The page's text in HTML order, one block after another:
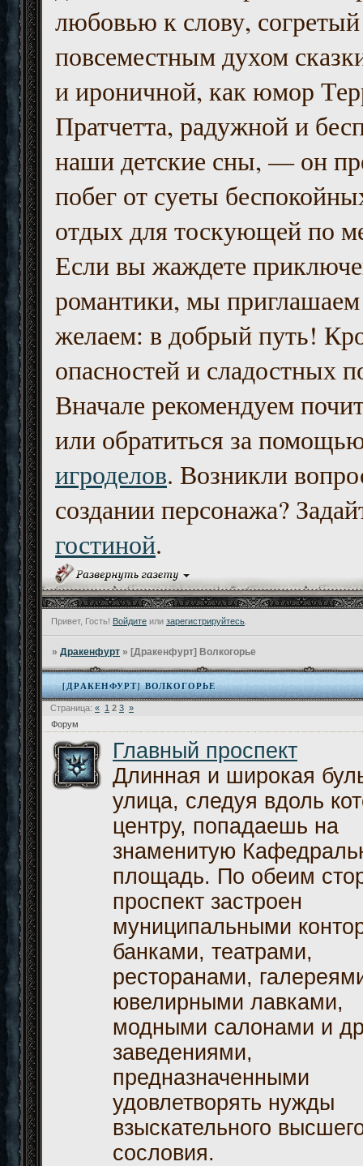
любовью к слову, согретый
повсеместным духом
и ироничной, как юмор
Пратчетта, радужной и
наши детские сны, — он
побег от суеты
отдых для тоскующей по
Если вы жаждете
романтики, мы приглашаем
желаем: в добрый путь!
опасностей и сладостных
Вначале рекомендуем
или обратиться за
игроделов. Возникли
создании персонажа?
гостиной.
Привет, Гость! Войдите или зарегистрируйтесь
»Дракенфурт » [Дракенфурт] Волкогорье
[ДРАКЕНФУРТ] ВОЛКОГОРЬЕ
Страница: « 1 2 3 »
Форум
Главный проспект
Длинная и широкая
улица, следуя вдоль
центру, попадаешь на
знаменитую
площадь. По обеим
проспект застроен
муниципальными
банками, театрами,
ресторанами,
ювелирными лавками,
модными салонами и
заведениями,
предназначенными
удовлетворять нужды
взыскательного
сословия.